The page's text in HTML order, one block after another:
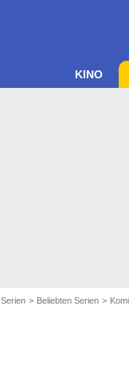
KINO
Serien Beliebten Serien